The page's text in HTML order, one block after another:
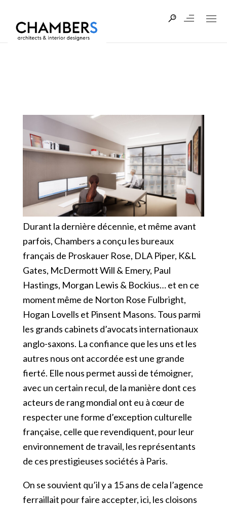
Durant la dernière décennie, et même avant
parfois, Chambers a conçu les bureaux
français de Proskauer Rose, DLA Piper, K&L
Gates, McDermott Will & Emery, Paul
Hastings, Morgan Lewis & Bockius… et en ce
moment même de Norton Rose Fulbright,
Hogan Lovells et Pinsent Masons. Tous parmi
les grands cabinets d’avocats internationaux
anglo-saxons. La confiance que les uns et les
autres nous ont accordée est une grande
fierté. Elle nous permet aussi de témoigner,
avec un certain recul, de la manière dont ces
acteurs de rang mondial ont eu à cœur de
respecter une forme d’exception culturelle
française, celle que revendiquent, pour leur
environnement de travail, les représentants
de ces prestigieuses sociétés à Paris.
On se souvient qu’il y a 15 ans de cela l’agence
ferraillait pour faire accepter, ici, les cloisons